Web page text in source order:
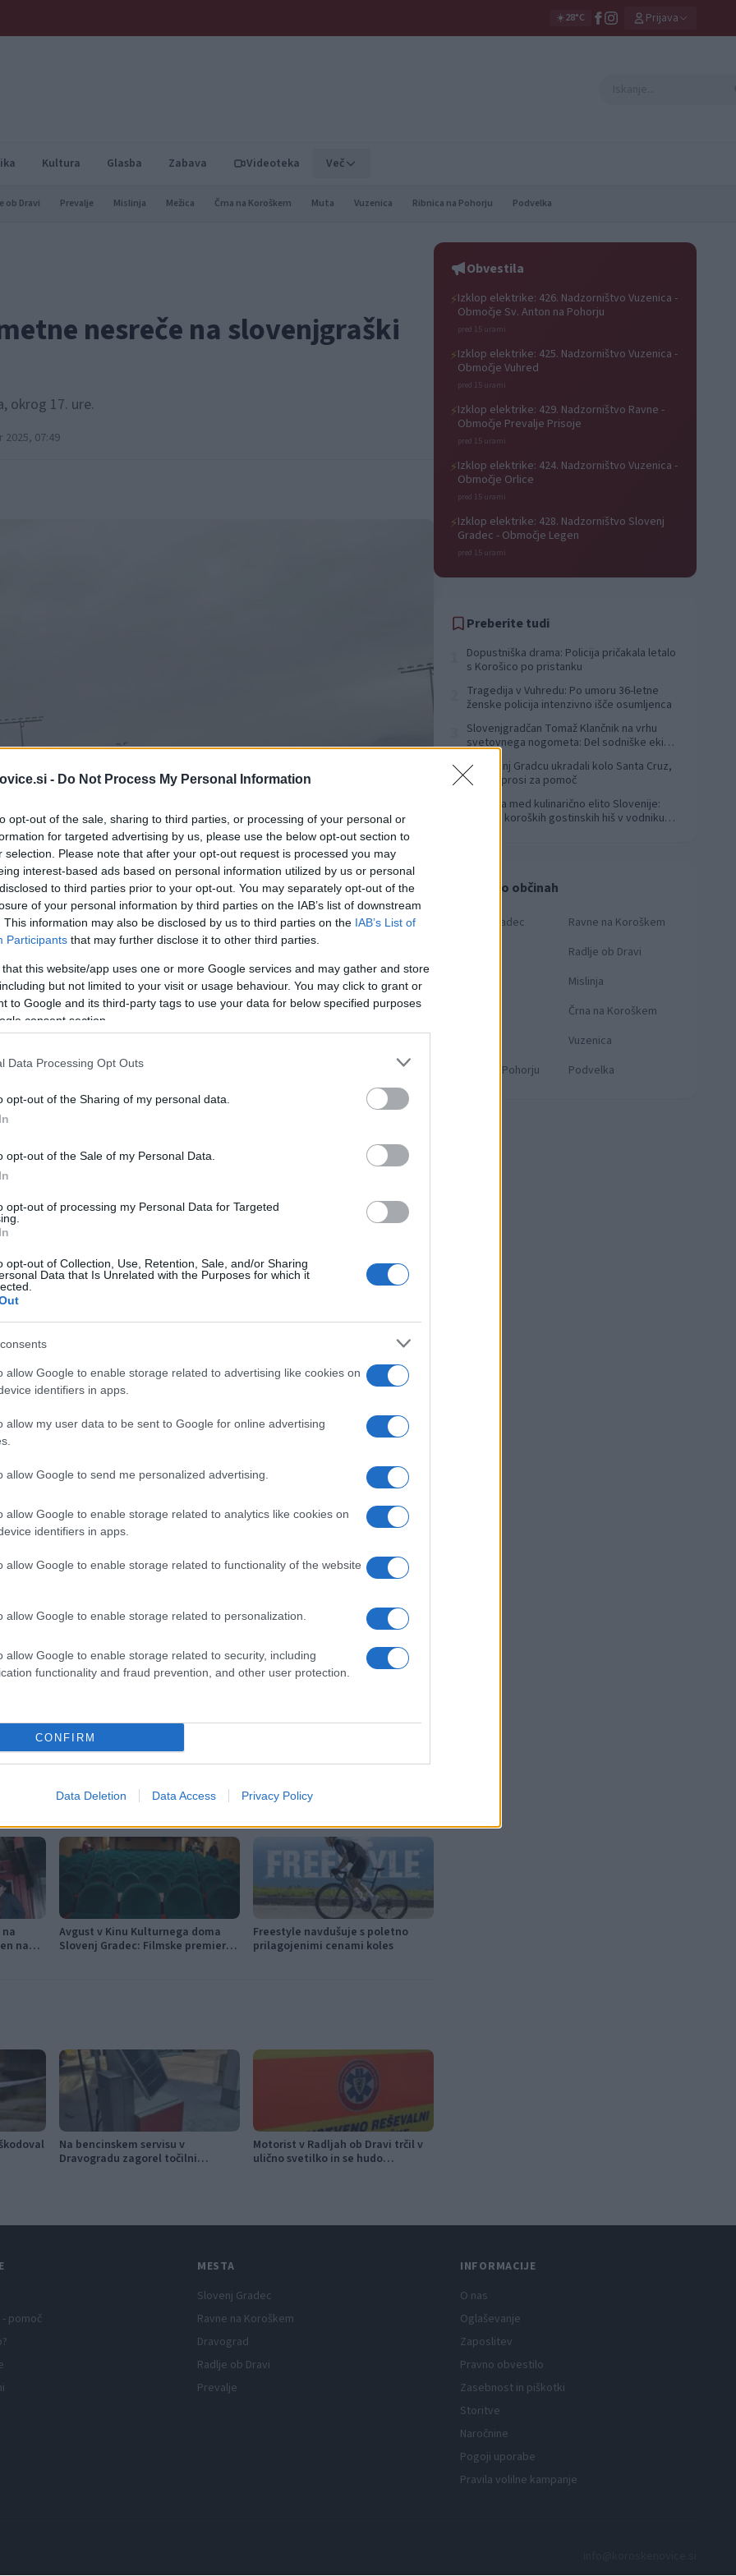
- Do Not Process My Personal Information
opt-out of the sale, sharing to third parties, or processing of your personal or
for targeted advertising by us, please use the below opt-out section to
selection. Please note that after your opt-out request is processed you may
interest-based ads based on personal information utilized by us or personal
to third parties prior to your opt-out. You may separately opt-out of the
of your personal information by third parties on the IAB’s list of downstream
This information may also be disclosed by us to third parties on the IAB’s List of
Participants that may further disclose it to other third parties.
that this website/app uses one or more Google services and may gather and store
but not limited to your visit or usage behaviour. You may click to grant or
to Google and its third-party tags to use your data for below specified purposes
consent section.
Data Processing Opt Outs
opt-out of the Sharing of my personal data.
opt-out of the Sale of my Personal Data.
opt-out of processing my Personal Data for Targeted
opt-out of Collection, Use, Retention, Sale, and/or Sharing
Data that Is Unrelated with the Purposes for which it
allow Google to enable storage related to advertising like cookies on
identifiers in apps.
allow my user data to be sent to Google for online advertising
allow Google to send me personalized advertising.
allow Google to enable storage related to analytics like cookies on
identifiers in apps.
allow Google to enable storage related to functionality of the website
allow Google to enable storage related to personalization.
allow Google to enable storage related to security, including
functionality and fraud prevention, and other user protection.
CONFIRM
Data Deletion Data Access Privacy Policy
☀️28°C Prijava
Kultura Glasba Zabava Videoteka Več
ob Dravi Prevalje Mislinja Mežica Črna na Koroškem Muta Vuzenica Ribnica na Pohorju Podvelka
nesreče na slovenjgraški
okrog 17. ure.
07:49
| FOTO:KNMEDIA
prišlo do pete prometne nesreče danes
obvoznici
Preizkusi zdaj
prevozna. Previdno, da ne pride do naleta.
ceste policija prometna nesreča
na
Avgust v Kinu Kulturnega doma
Slovenj Gradec: Filmske premiere,
Freestyle navdušuje s poletno
prilagojenimi cenami koles
Na bencinskem servisu v
Dravogradu zagorel točilni
Motorist v Radljah ob Dravi trčil v
ulično svetilko in se hudo
Obvestila
⚡Izklop elektrike: 426. Nadzorništvo Vuzenica -
Območje Sv. Anton na Pohorju
pred 15 urami
⚡Izklop elektrike: 425. Nadzorništvo Vuzenica -
Območje Vuhred
pred 15 urami
⚡Izklop elektrike: 429. Nadzorništvo Ravne -
Območje Prevalje Prisoje
pred 15 urami
⚡Izklop elektrike: 424. Nadzorništvo Vuzenica -
Območje Orlice
pred 15 urami
⚡Izklop elektrike: 428. Nadzorništvo Slovenj
Gradec - Območje Legen
pred 15 urami
Preberite tudi
Dopustniška drama: Policija pričakala letalo
s Korošico po pristanku
Tragedija v Vuhredu: Po umoru 36-letne
ženske policija intenzivno išče osumljenca
Slovenjgradčan Tomaž Klančnik na vrhu
svetovnega nogometa: Del sodniške ekipe
4 V Slovenj Gradcu ukradali kolo Santa Cruz,
lastnik prosi za pomoč
Koroška med kulinarično elito Slovenije:
Sedem koroških gostinskih hiš v vodniku
Novice po občinah
Slovenj Gradec
Ravne na Koroškem
Radlje ob Dravi
Mislinja
Črna na Koroškem
Vuzenica
Ribnica na Pohorju
Podvelka
pomoč
MESTA
Slovenj Gradec
Ravne na Koroškem
Dravograd
Radlje ob Dravi
Prevalje
INFORMACIJE
O nas
Oglaševanje
Zaposlitev
Pravno obvestilo
Zasebnost in piškotki
Storitve
Naročnine
Pogoji uporabe
Pravila volilne kampanje